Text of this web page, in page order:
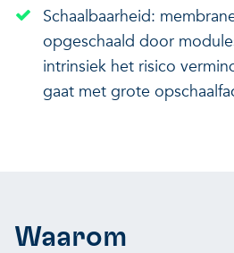
Schaalbaarheid:
opgeschaald door
intrinsiek het risico
gaat met grote
Waarom